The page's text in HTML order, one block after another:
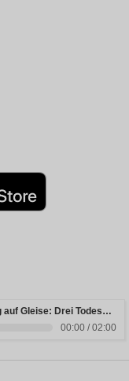
Fahrzeug stürzt nach Autobahnabgang auf Gleise: Drei Todesopfer in Bayern
00:00 / 02:00